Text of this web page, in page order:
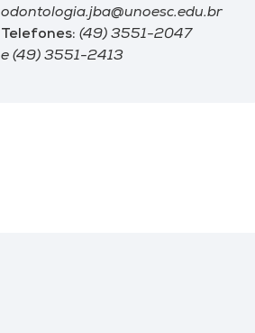
odontologia.jba@unoesc.edu.br
Telefones: (49) 3551-2047
e (49) 3551-2413